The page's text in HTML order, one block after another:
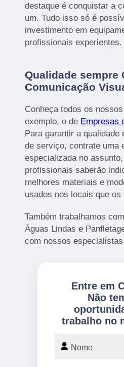
destaque é conquistar a
um. Tudo isso só é
investimento em
profissionais experientes.
Qualidade sempre
Comunicação
Conheça todos os
exemplo, o de Empresas
Para garantir a qualidade
de serviço, contrate uma
especializada no
profissionais saberão
melhores materiais e
usados nos locais que
Também trabalhamos
Águas Lindas e
com nossos
Entre em
Não
trabalho no